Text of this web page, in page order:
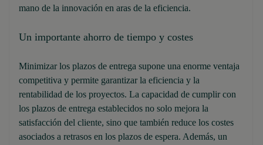
mano de la innovación en aras de la eficiencia.
Un importante ahorro de tiempo y costes
Minimizar los plazos de entrega supone una enorme ventaja
competitiva y permite garantizar la eficiencia y la
rentabilidad de los proyectos. La capacidad de cumplir con
los plazos de entrega establecidos no solo mejora la
satisfacción del cliente, sino que también reduce los costes
asociados a retrasos en los plazos de espera. Además, un